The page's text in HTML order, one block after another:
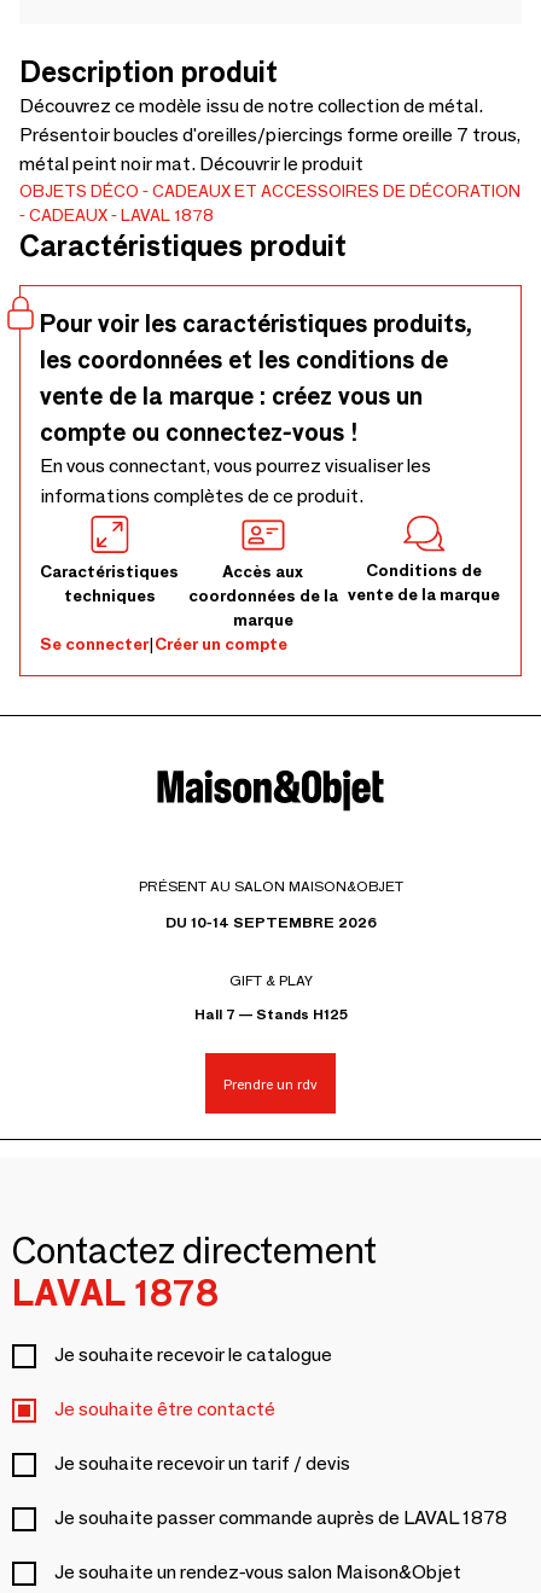
Description produit
Découvrez ce modèle issu de notre collection de métal.
Présentoir boucles d'oreilles/piercings forme oreille 7 trous,
métal peint noir mat. Découvrir le produit
OBJETS DÉCO
CADEAUX ET ACCESSOIRES DE DÉCORATION
CADEAUX
LAVAL 1878
Caractéristiques produit
Pour voir les caractéristiques produits,
les coordonnées et les conditions de
vente de la marque : créez vous un
compte ou connectez-vous !
En vous connectant, vous pourrez visualiser les
informations complètes de ce produit.
Caractéristiques
techniques
Accès aux
coordonnées de la
marque
Conditions de
vente de la marque
Se connecter|Créer un compte
PRÉSENT AU SALON MAISON&OBJET
DU 10-14 SEPTEMBRE 2026
GIFT & PLAY
Hall 7 — Stands H125
Prendre un rdv
Contactez directement
LAVAL 1878
Je souhaite recevoir le catalogue
Je souhaite être contacté
Je souhaite recevoir un tarif / devis
Je souhaite passer commande auprès de LAVAL 1878
Je souhaite un rendez-vous salon Maison&Objet